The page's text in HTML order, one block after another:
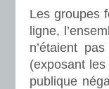
Les groupes
ligne,
n’étaient
(exposant
publique